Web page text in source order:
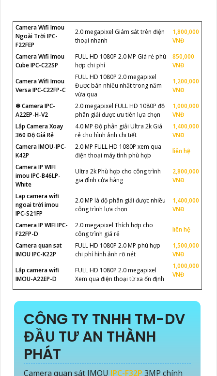
Camera Wifi Imou
Ngoài Trời IPC-
F22FEP
2.0 megapixel Giám sát trên điện
thoại nhanh
1,800,000
VNĐ
Camera Wifi Imou
Cube IPC-C22SP
FULL HD 1080P 2.0 MP Giá rẻ phù
hợp chi phí
850,000
VNĐ
Camera Wifi Imou
Versa IPC-C22FP-C
FULL HD 1080P 2.0 megapixel
Được bán nhiều nhất trong năm
vừa qua
1,200,000
VNĐ
❇ Camera IPC-
A22EP-H-V2
2.0 megapixel FULL HD 1080P độ
phân giải được ưu tiên lựa chọn
1,000,000
VNĐ
Lắp Camera Xoay
360 Độ Giá Rẻ
4.0 MP Độ phân giải Ultra 2k Giá
rẻ cho hình ảnh chi tiết
1,400,000
VNĐ
Camera IMOU-IPC-
K42P
2.0 MP FULL HD 1080P xem qua
điện thoại máy tính phù hợp
liên hệ
Camera IP WIFI
imou IPC-B46LP-
White
Ultra 2k Phù hợp cho công trình
gia đình cửa hàng
2,800,000
VNĐ
Lap camera wifi
ngoai trời imou
IPC-S21FP
2.0 MP là độ phân giải được nhiều
công trình lựa chọn
1,400,000
VNĐ
Camera IP WIFI IPC-
F22FP-D
2.0 megapixel Thích hợp cho
công trình giá rẻ
liên hệ
Camera quan sat
IMOU IPC-K22P
FULL HD 1080P 2.0 MP phù hợp
chi phí hình ảnh rõ nét
1,500,000
VNĐ
Lắp camera wifi
IMOU-A22EP-D
FULL HD 1080P 2.0 megapixel
Xem qua điện thoại từ xa ổn định
1,000,000
VNĐ
CÔNG TY TNHH TM-DV
ĐẦU TƯ AN THÀNH
PHÁT
Camera quan sát IMOU IPC-F32P 3MP chính